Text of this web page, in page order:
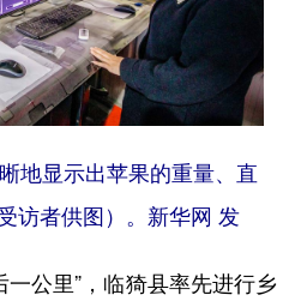
地显示出苹果的重量、直
访者供图）。新华网 发
公里”，临猗县率先进行乡